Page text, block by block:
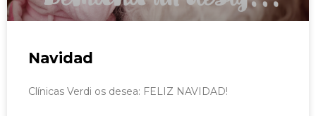
Navidad
Clínicas Verdi os desea: FELIZ NAVIDAD!